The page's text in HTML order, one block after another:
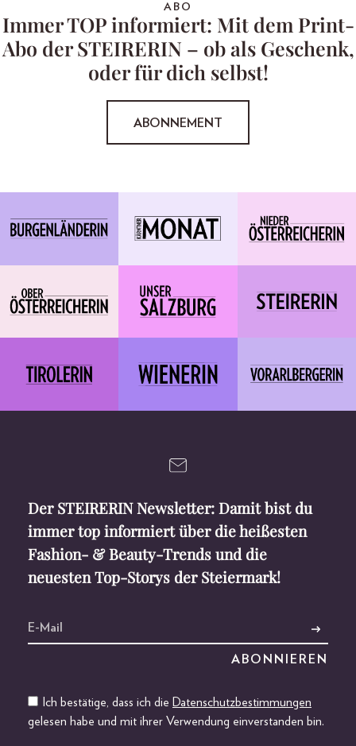
ABO
Immer TOP informiert: Mit dem Print-
Abo der STEIRERIN – ob als Geschenk,
oder für dich selbst!
ABONNEMENT
Der STEIRERIN Newsletter: Damit bist du
immer top informiert über die heißesten
Fashion- & Beauty-Trends und die
neuesten Top-Storys der Steiermark!
Ich bestätige, dass ich die Datenschutzbestimmungen
gelesen habe und mit ihrer Verwendung einverstanden bin.